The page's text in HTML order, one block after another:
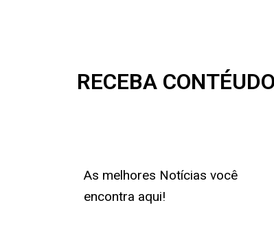
RECEBA
As melhores Notícias você
encontra aqui!